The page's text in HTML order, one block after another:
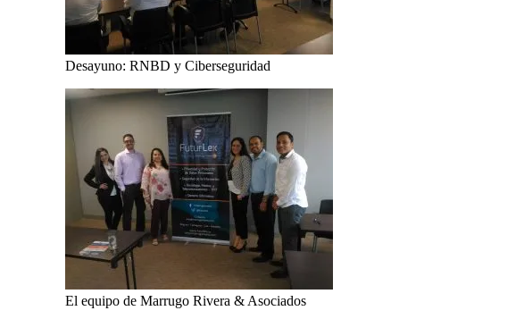
Desayuno: RNBD y Ciberseguridad
El equipo de Marrugo Rivera & Asociados